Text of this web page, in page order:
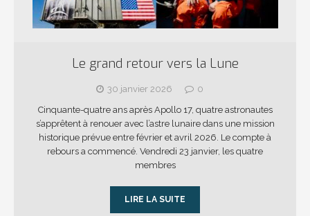
Le grand retour vers la Lune
30 janvier 2026
0
Cinquante-quatre ans après Apollo 17, quatre astronautes
s’apprêtent à renouer avec l’astre lunaire dans une mission
historique prévue entre février et avril 2026. Le compte à
rebours a commencé. Vendredi 23 janvier, les quatre
membres
LIRE LA SUITE